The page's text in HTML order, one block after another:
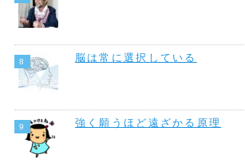
脳は常に選択している
強く願うほど遠ざかる原理